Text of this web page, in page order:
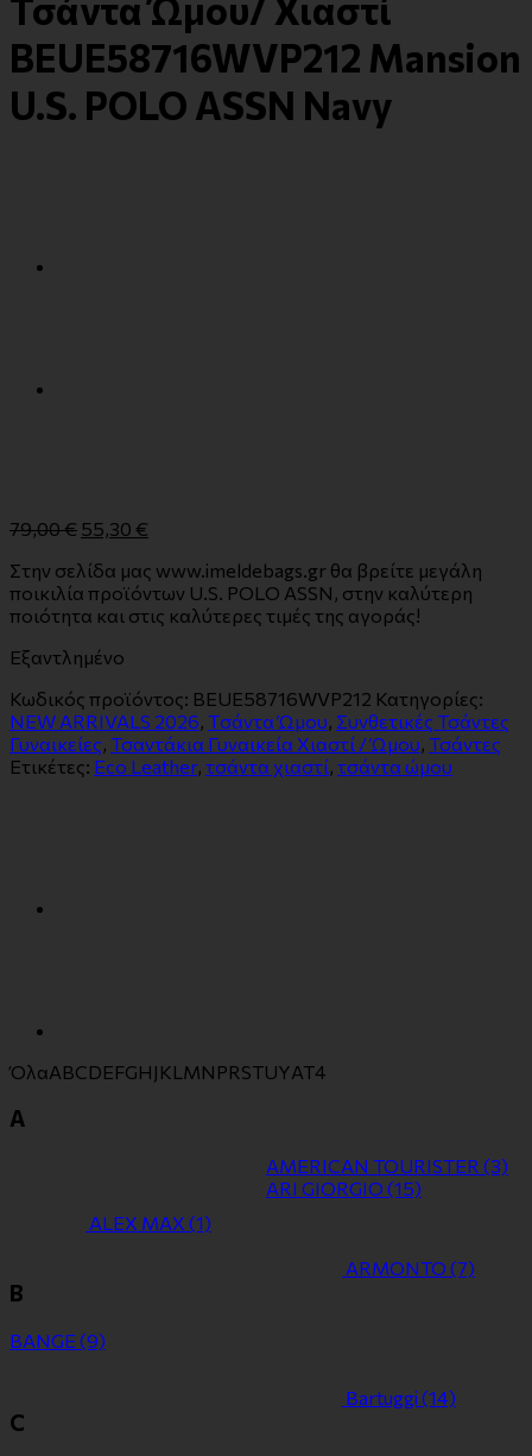
Τσάντα Ώμου/ Χιαστί
BEUE58716WVP212 Mansion
U.S. POLO ASSN Navy
79,00€ 55,30 €
Στην σελίδα μας www.imeldebags.gr θα βρείτε μεγάλη
ποικιλία προϊόντων U.S. POLO ASSN, στην καλύτερη
ποιότητα και στις καλύτερες τιμές της αγοράς!
Εξαντλημένο
Κωδικός προϊόντος: BEUE58716WVP212 Κατηγορίες:
NEW ARRIVALS 2026 Tσάντα Ώμου Συνθετικές Τσάντες
Γυναικείες Τσαντάκια Γυναικεία Χιαστί / Ώμου Τσάντες
Ετικέτες: Eco Leather, τσάντα χιαστί τσάντα ώμου
ΌλαABCDEFGH J KL MN PRSTUYΑΤ4
A
ALEX MAX (1)
AMERICAN TOURISTER (3)
ARI GIORGIO (15)
ARMONTO (7)
B
BANGE (9)
Bartuggi (14)
C